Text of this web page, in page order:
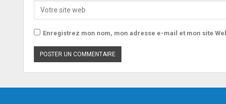
Enregistrez mon nom, mon adresse e-mail et mon site